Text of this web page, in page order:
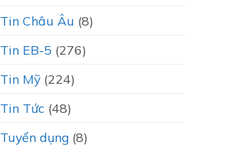
Tin Châu Âu (8)
Tin EB-5 (276)
Tin Mỹ(224)
Tin Tức (48)
Tuyển dụng(8)